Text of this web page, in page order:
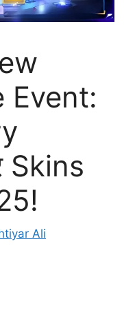
Event:
Skins
Ali